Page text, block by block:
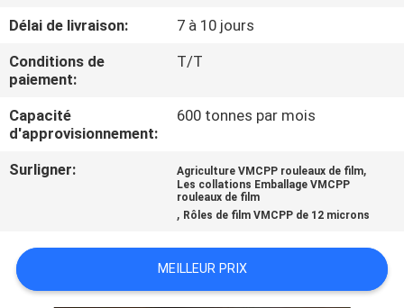
L'USINE
CONTRÔLE
DE
LA
QUALITÉ
CONTACTER
Délai de livraison:
7 à 10 jours
Conditions de
paiement:
T/T
Capacité
d'approvisionnement:
600 tonnes par mois
Surligner: Agriculture VMCPP rouleaux de film,
Les collations Emballage VMCPP
rouleaux de film
, Rôles de film VMCPP de 12 microns
MEILLEUR PRIX